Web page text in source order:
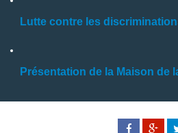
Lutte contre les
Présentation de la Maison de